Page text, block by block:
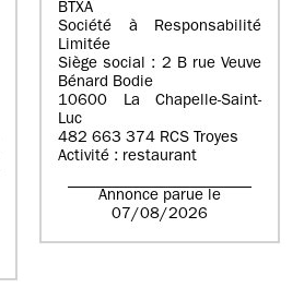
BTXA
Société à Responsabilité
Limitée
Siège social : 2 B rue Veuve
Bénard Bodie
10600 La Chapelle-Saint-
Luc
482 663 374 RCS Troyes
Activité : restaurant
Annonce parue le
07/08/2026